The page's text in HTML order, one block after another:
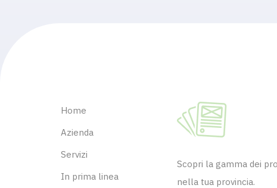
Home
Azienda
Servizi
In prima linea
Scopri la gamma dei
nella tua provincia.